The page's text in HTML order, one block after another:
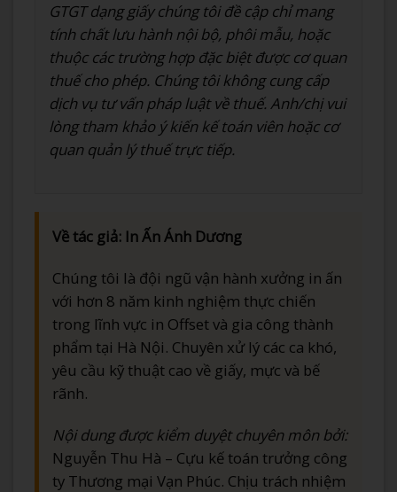
GTGT dạng giấy chúng tôi đề cập chỉ mang
tính chất lưu hành nội bộ, phôi mẫu, hoặc
thuộc các trường hợp đặc biệt được cơ quan
thuế cho phép. Chúng tôi không cung cấp
dịch vụ tư vấn pháp luật về thuế. Anh/chị vui
lòng tham khảo ý kiến kế toán viên hoặc cơ
quan quản lý thuế trực tiếp.
Về tác giả: In Ấn Ánh Dương
Chúng tôi là đội ngũ vận hành xưởng in ấn
với hơn 8 năm kinh nghiệm thực chiến
trong lĩnh vực in Offset và gia công thành
phẩm tại Hà Nội. Chuyên xử lý các ca khó,
yêu cầu kỹ thuật cao về giấy, mực và bế
rãnh.
Nội dung được kiểm duyệt chuyên môn bởi:
Nguyễn Thu Hà – Cựu kế toán trưởng công
ty Thương mại Vạn Phúc. Chịu trách nhiệm